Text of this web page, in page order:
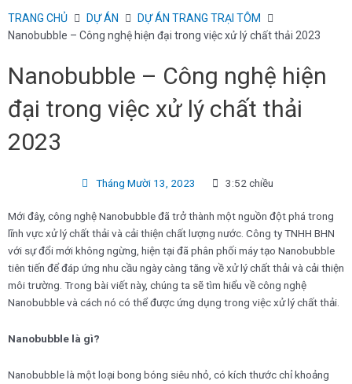
content
TRANG CHỦ DỰ ÁN
DỰ ÁN TRANG TRẠI TÔM
Nanobubble – Công nghệ hiện đại trong việc xử lý chất thải 2023
Nanobubble – Công nghệ hiện
đại trong việc xử lý chất thải
2023
Tháng Mười 13, 2023 3:52 chiều
Mới đây, công nghệ Nanobubble đã trở thành một nguồn đột phá trong
lĩnh vực xử lý chất thải và cải thiện chất lượng nước. Công ty TNHH BHN
với sự đổi mới không ngừng, hiện tại đã phân phối máy tạo Nanobubble
tiên tiến để đáp ứng nhu cầu ngày càng tăng về xử lý chất thải và cải thiện
môi trường. Trong bài viết này, chúng ta sẽ tìm hiểu về công nghệ
Nanobubble và cách nó có thể được ứng dụng trong việc xử lý chất thải.
Nanobubble là gì?
Nanobubble là một loại bong bóng siêu nhỏ, có kích thước chỉ khoảng